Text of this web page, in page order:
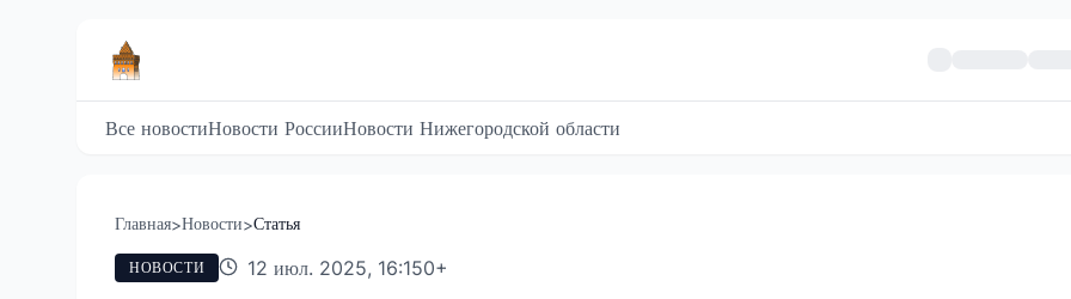
Все новостиНовости РоссииНовости Нижегородской области
Главная>Новости>Статья
НОВОСТИ 12 июл. 2025, 16:150+